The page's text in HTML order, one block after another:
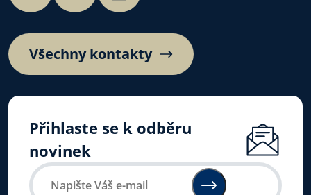
Všechny kontakty
Přihlaste se k odběru
novinek